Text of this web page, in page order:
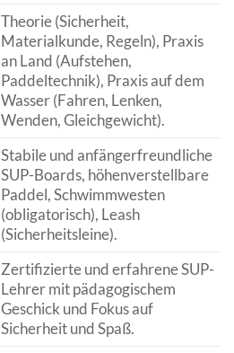
Theorie (Sicherheit,
Materialkunde, Regeln), Praxis
an Land (Aufstehen,
Paddeltechnik), Praxis auf dem
Wasser (Fahren, Lenken,
Wenden, Gleichgewicht).
Stabile und anfängerfreundliche
SUP-Boards, höhenverstellbare
Paddel, Schwimmwesten
(obligatorisch), Leash
(Sicherheitsleine).
Zertifizierte und erfahrene SUP-
Lehrer mit pädagogischem
Geschick und Fokus auf
Sicherheit und Spaß.